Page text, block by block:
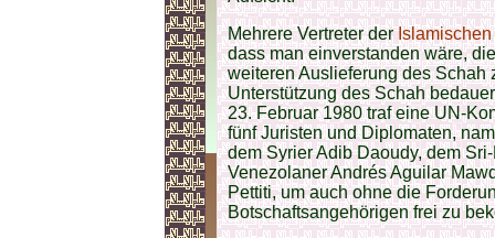
Mehrere Vertreter der
dass man einverstanden wäre,
weiteren Auslieferung des Schah
Unterstützung des Schah
23. Februar 1980 traf eine UN-
fünf Juristen und Diplomaten,
dem Syrier Adib Daoudy, dem
Venezolaner Andrés Aguilar
Pettiti, um auch ohne die
Botschaftsangehörigen frei zu